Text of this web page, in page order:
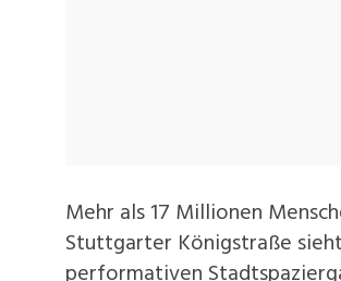
Mehr als 17 Millionen
Stuttgarter Königstraße
performativen